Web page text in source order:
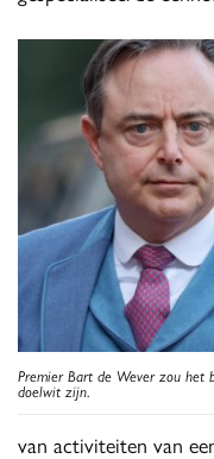
Premier Bart de Wever zou het
doelwit zijn.
van activiteiten van